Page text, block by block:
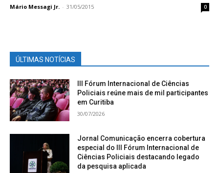
Mário Messagi Jr. - 31/05/2015 0
ÚLTIMAS NOTÍCIAS
III Fórum Internacional de Ciências
Policiais reúne mais de mil participantes
em Curitiba
30/07/2026
Jornal Comunicação encerra cobertura
especial do III Fórum Internacional de
Ciências Policiais destacando legado
da pesquisa aplicada